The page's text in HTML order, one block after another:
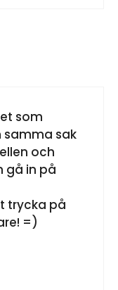
som
samma sak
och
gå in på
trycka på
=)